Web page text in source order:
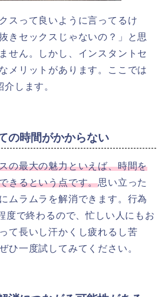
スって良いように言ってるけ
きセックスじゃないの？」と思
せん。しかし、インスタントセ
メリットがあります。ここでは
します。
の時間がかからない
の最大の魅力といえば、時間を
きるという点です。思い立った
ムラムラを解消できます。行為
度で終わるので、忙しい人にもお
て長いし汗かくし疲れるし苦
ひ一度試してみてください。